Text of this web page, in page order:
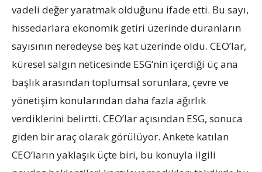
vadeli değer yaratmak olduğunu ifade etti. Bu sayı,
hissedarlara ekonomik getiri üzerinde duranların
sayısının neredeyse beş kat üzerinde oldu. CEO’lar,
küresel salgın neticesinde ESG’nin içerdiği üç ana
başlık arasından toplumsal sorunlara, çevre ve
yönetişim konularından daha fazla ağırlık
verdiklerini belirtti. CEO’lar açısından ESG, sonuca
giden bir araç olarak görülüyor. Ankete katılan
CEO’ların yaklaşık üçte biri, bu konuyla ilgili